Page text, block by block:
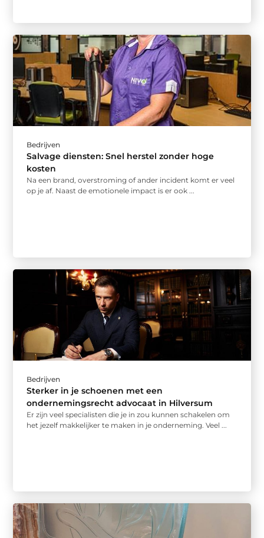
Bedrijven
Salvage diensten: Snel herstel zonder hoge
kosten
Na een brand, overstroming of ander incident komt er veel
op je af. Naast de emotionele impact is er ook ...
Bedrijven
Sterker in je schoenen met een
ondernemingsrecht advocaat in Hilversum
Er zijn veel specialisten die je in zou kunnen schakelen om
het jezelf makkelijker te maken in je onderneming. Veel ...